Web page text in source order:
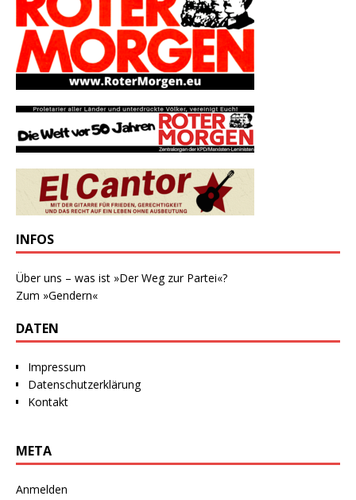
INFOS
Über uns – was ist »Der Weg zur Partei«?
Zum »Gendern«
DATEN
Impressum
Datenschutzerklärung
Kontakt
META
Anmelden